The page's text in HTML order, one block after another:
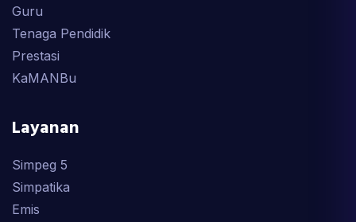
Guru
Tenaga Pendidik
Prestasi
KaMANBu
Layanan
Simpeg 5
Simpatika
Emis